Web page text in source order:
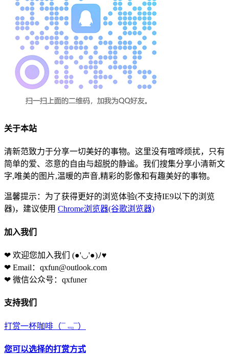
关于本站
清新范致力于分享一切美好的事物。这里没有喧哗烦扰，只有
简单的爱、恣意的自由与超脱的静谧。我们搜集分享小清新文
字,唯美的图片,温暖的声音,精彩的影像和有趣美好的事物。
温馨提示：为了获得更好的浏览体验(不支持IE9以下的浏览
器)，建议使用 Chrome浏览器(谷歌浏览器)
加入我们
❤ 欢迎您加入我们 (●'◡'●)ﾉ♥
❤ Email：qxfun@outlook.com
❤ 微信公众号：qxfuner
支持我们
打赏一杯咖啡 （¯﹃¯）
您可以选择的打赏方式